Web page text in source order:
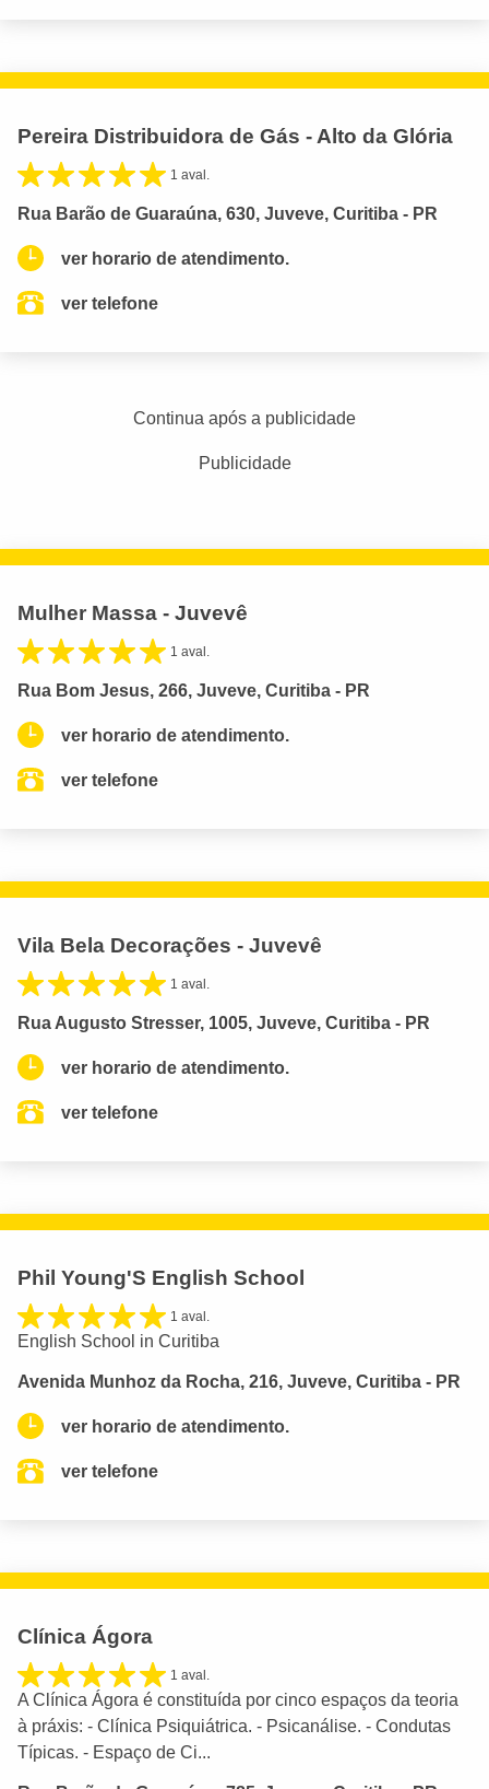
Pereira Distribuidora de Gás - Alto da Glória
1 aval.
Rua Barão de Guaraúna, 630, Juveve, Curitiba - PR
ver horario de atendimento.
ver telefone
Continua após a publicidade
Publicidade
Mulher Massa - Juvevê
1 aval.
Rua Bom Jesus, 266, Juveve, Curitiba - PR
ver horario de atendimento.
ver telefone
Vila Bela Decorações - Juvevê
1 aval.
Rua Augusto Stresser, 1005, Juveve, Curitiba - PR
ver horario de atendimento.
ver telefone
Phil Young'S English School
1 aval.
English School in Curitiba
Avenida Munhoz da Rocha, 216, Juveve, Curitiba - PR
ver horario de atendimento.
ver telefone
Clínica Ágora
1 aval.
A Clínica Ágora é constituída por cinco espaços da teoria
à práxis: - Clínica Psiquiátrica. - Psicanálise. - Condutas
Típicas. - Espaço de Ci...